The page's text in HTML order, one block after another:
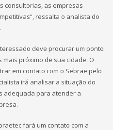
consultorias, as empresas
ressalta o analista do
deve procurar um ponto
próximo de sua cidade. O
em contato com o Sebrae pelo
irá analisar a situação do
adequada para atender a
fará um contato com a